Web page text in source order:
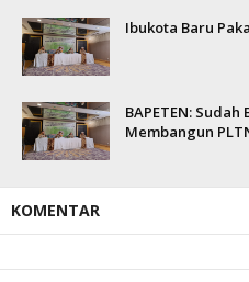
Ibukota Baru
BAPETEN:
Membangun
KOMENTAR